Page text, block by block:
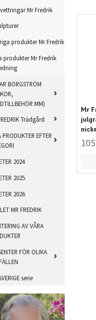
Mr Fredrik
produkter Mr Fredrik
produkter Mr Fredrik
BORGSTRÖM
MM)
Trädgård
PRODUKTER EFTER
2024
2025
2026
MR FREDRIK
AV VÅRA
FÖR OLIKA
serie
Mr